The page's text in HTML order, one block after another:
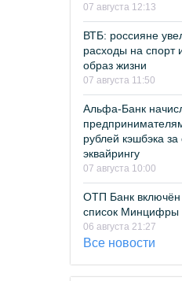
07 августа 12:13
ВТБ: россияне
расходы на спорт
образ жизни
07 августа 11:50
Альфа-Банк
рублей кэшбэка
эквайрингу
07 августа 10:00
ОТП Банк
список Минцифры
06 августа 21:27
Все новости